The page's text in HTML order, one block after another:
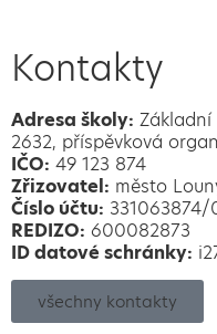
Kontakty
Adresa školy: Základní
2632, příspěvková
IČO: 49 123 874
Zřizovatel: město
Číslo účtu:
REDIZO: 600082873
ID datové schránky:
všechny kontakty